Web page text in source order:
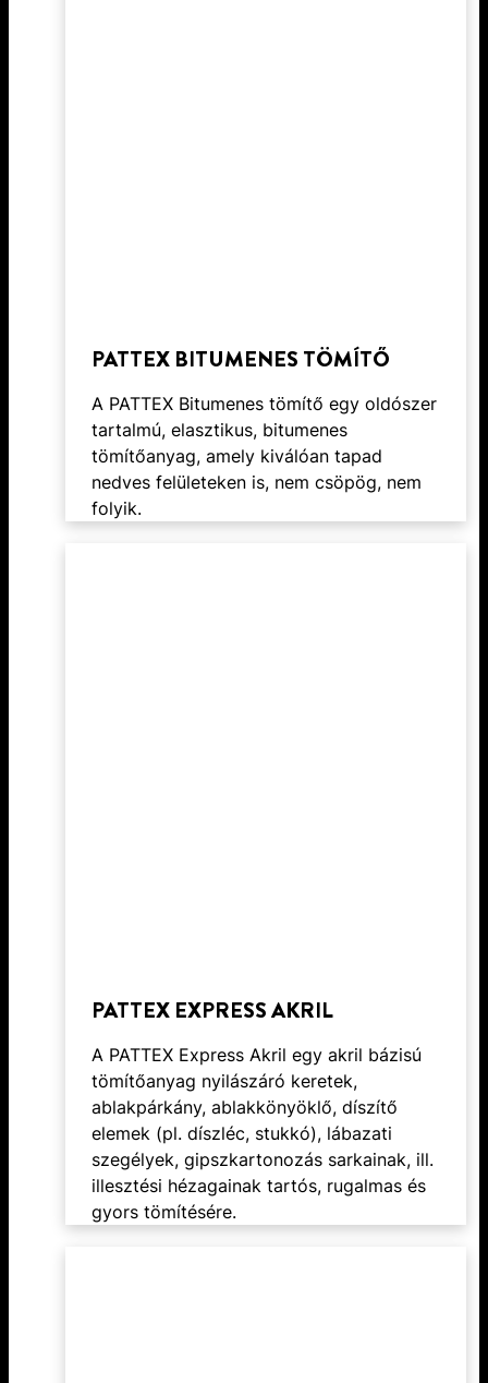
PATTEX BITUMENES TÖMÍTŐ
A PATTEX Bitumenes tömítő egy oldószer
tartalmú, elasztikus, bitumenes
tömítőanyag, amely kiválóan tapad
nedves felületeken is, nem csöpög, nem
folyik.
PATTEX EXPRESS AKRIL
A PATTEX Express Akril egy akril bázisú
tömítőanyag nyilászáró keretek,
ablakpárkány, ablakkönyöklő, díszítő
elemek (pl. díszléc, stukkó), lábazati
szegélyek, gipszkartonozás sarkainak, ill.
illesztési hézagainak tartós, rugalmas és
gyors tömítésére.